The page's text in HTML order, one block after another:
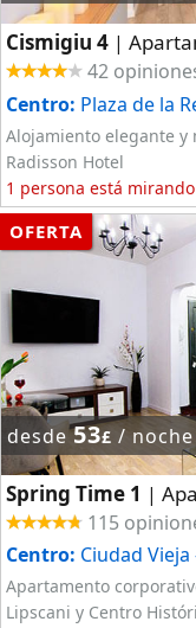
Cismigiu 4 |
42
Centro: Plaza de la
Alojamiento elegante y
Radisson Hotel
1 persona está
OFERTA
desde53£ / noche
Spring Time 1 |
115
Centro: Ciudad Vieja
Apartamento
Lipscani y Centro